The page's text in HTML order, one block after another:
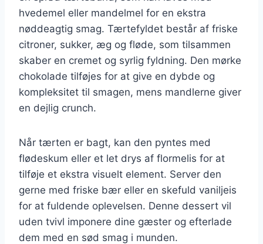
hvedemel eller mandelmel for en ekstra
nøddeagtig smag. Tærtefyldet består af friske
citroner, sukker, æg og fløde, som tilsammen
skaber en cremet og syrlig fyldning. Den mørke
chokolade tilføjes for at give en dybde og
kompleksitet til smagen, mens mandlerne giver
en dejlig crunch.
Når tærten er bagt, kan den pyntes med
flødeskum eller et let drys af flormelis for at
tilføje et ekstra visuelt element. Server den
gerne med friske bær eller en skefuld vaniljeis
for at fuldende oplevelsen. Denne dessert vil
uden tvivl imponere dine gæster og efterlade
dem med en sød smag i munden.